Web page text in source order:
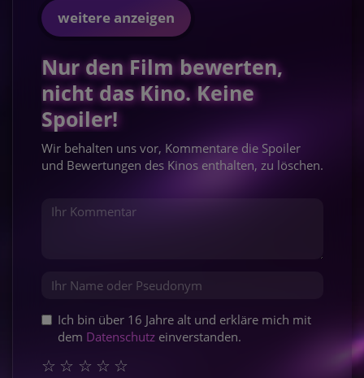
weitere anzeigen
Nur den Film bewerten,
nicht das Kino. Keine
Spoiler!
Wir behalten uns vor, Kommentare die Spoiler
und Bewertungen des Kinos enthalten, zu löschen.
Ich bin über 16 Jahre alt und erkläre mich mit
dem Datenschutz einverstanden.
☆
☆
☆
☆
☆